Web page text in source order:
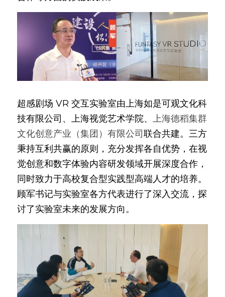
超感剧场 VR 交互实验室由上海如是可观文化科
技有限公司、上海视觉艺术学院、 上海德稻集群
文化创意产业（集团）有限公司联合共建。三方
秉持互利共赢的原则，充分发挥各自优势，在视
觉创意和数字体验内容研发领域开展深度合作，
同时致力于高校复合型实践型高端人才的培养。
顾军书记与实验室各方代表进行了深入交流，探
讨了实验室未来的发展方向。